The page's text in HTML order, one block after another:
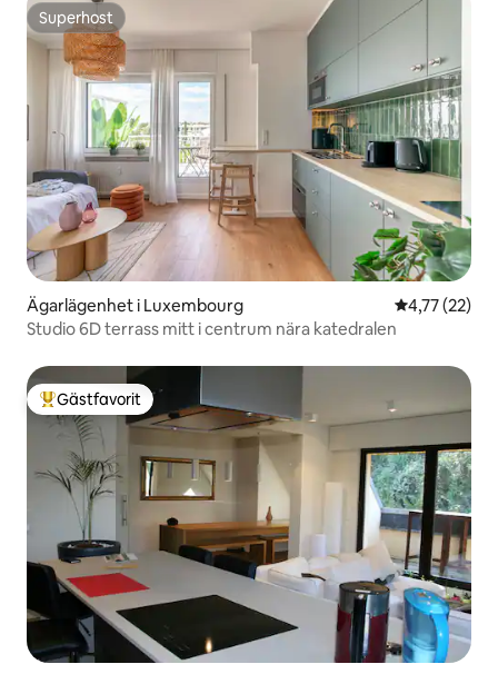
Superhost
Superhost
Ägarlägenhet i Luxembourg 4,77 av 5 i
4,77 (22)
Studio 6D terrass mitt i centrum nära katedralen
Populär gästfavorit
Gästfavorit